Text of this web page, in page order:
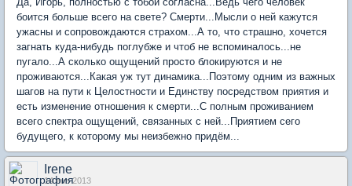
боится больше всего на свете? Смерти...Мысли о ней кажутся
ужасны и сопровождаются страхом...А то, что страшно, хочется
загнать куда-нибудь поглубже и чтоб не вспоминалось...не
пугало...А сколько ощущений просто блокируются и не
проживаются...Какая уж тут динамика...Поэтому одним из важных
шагов на пути к Целостности и Единству посредством приятия и
есть изменение отношения к смерти...С полным проживанием
всего спектра ощущений, связанных с ней...Приятием сего
будущего, к которому мы неизбежно придём...
Irene
14 янв 2013